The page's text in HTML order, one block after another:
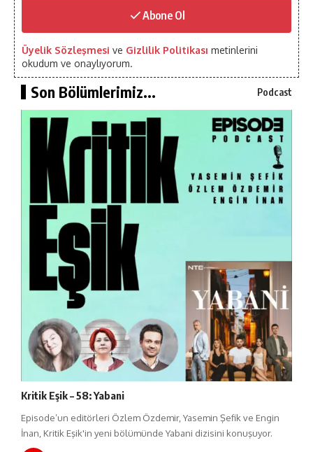
Abone Ol
Üyelik Sözleşmesi ve Gizlilik Politikası metinlerini
okudum ve onaylıyorum.
Son Bölümlerimiz... Podcast
Kritik Eşik – 58: Yabani
Episode’un editörleri Özlem Özdemir, Yasemin Şefik ve Engin
İnan, Kritik Eşik'in yeni bölümünde Yabani dizisini konuşuyor.